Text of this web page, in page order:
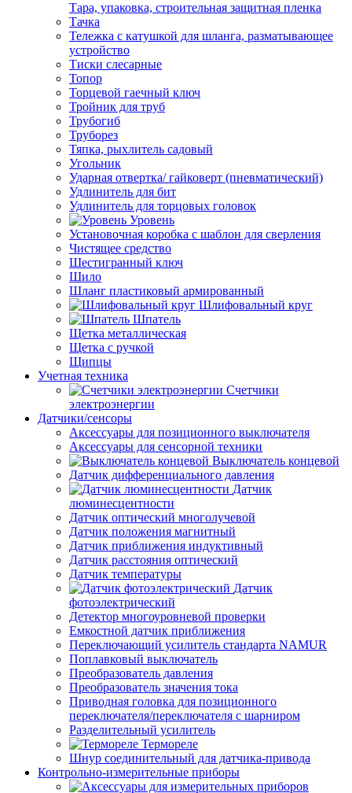
Тара, упаковка, строительная защитная пленка
Тачка
Тележка с катушкой для шланга, разматывающее
устройство
Тиски слесарные
Топор
Торцевой гаечный ключ
Тройник для труб
Трубогиб
Труборез
Тяпка, рыхлитель садовый
Угольник
Ударная отвертка/ гайковерт (пневматический)
Удлинитель для бит
Удлинитель для торцовых головок
Уровень
Установочная коробка с шаблон для сверления
Чистящее средство
Шестигранный ключ
Шило
Шланг пластиковый армированный
Шлифовальный круг
Шпатель
Щетка металлическая
Щетка с ручкой
Щипцы
Учетная техника
Счетчики
электроэнергии
Датчики/сенсоры
Аксессуары для позиционного выключателя
Аксессуары для сенсорной техники
Выключатель концевой
Датчик дифференциального давления
Датчик
люминесцентности
Датчик оптический многолучевой
Датчик положения магнитный
Датчик приближения индуктивный
Датчик расстояния оптический
Датчик температуры
Датчик
фотоэлектрический
Детектор многоуровневой проверки
Емкостной датчик приближения
Переключающий усилитель стандарта NAMUR
Поплавковый выключатель
Преобразователь давления
Преобразователь значения тока
Приводная головка для позиционного
переключателя/переключателя с шарниром
Разделительный усилитель
Термореле
Шнур соединительный для датчика-привода
Контрольно-измерительные приборы